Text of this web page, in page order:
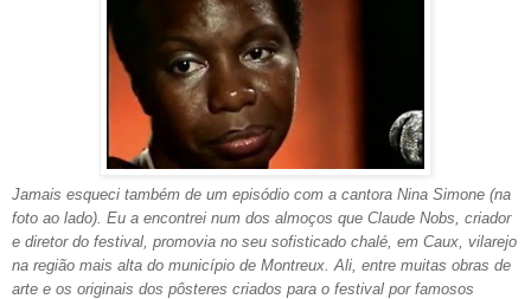
Jamais esqueci também de um episódio com a cantora Nina Simone (na
foto ao lado). Eu a encontrei num dos almoços que Claude Nobs, criador
e diretor do festival, promovia no seu sofisticado chalé, em Caux, vilarejo
na região mais alta do município de Montreux. Ali, entre muitas obras de
arte e os originais dos pôsteres criados para o festival por famosos